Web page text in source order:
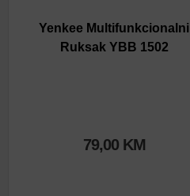
Yenkee Multifunkcionalni
Ruksak YBB 1502
79,00 KM